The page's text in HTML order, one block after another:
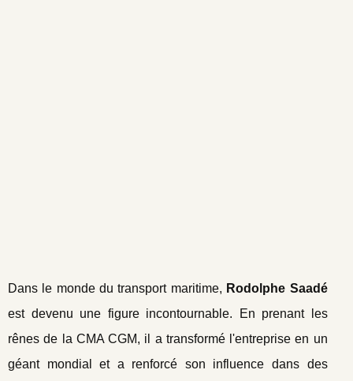
Dans le monde du transport maritime, Rodolphe Saadé
est devenu une figure incontournable. En prenant les
rênes de la CMA CGM, il a transformé l'entreprise en un
géant mondial et a renforcé son influence dans des